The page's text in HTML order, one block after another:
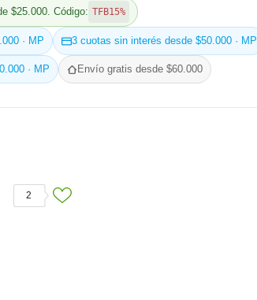
$25.000. Código: TFB15%
· MP 3 cuotas sin interés desde $50.000 · MP
· MP Envío gratis desde $60.000
2